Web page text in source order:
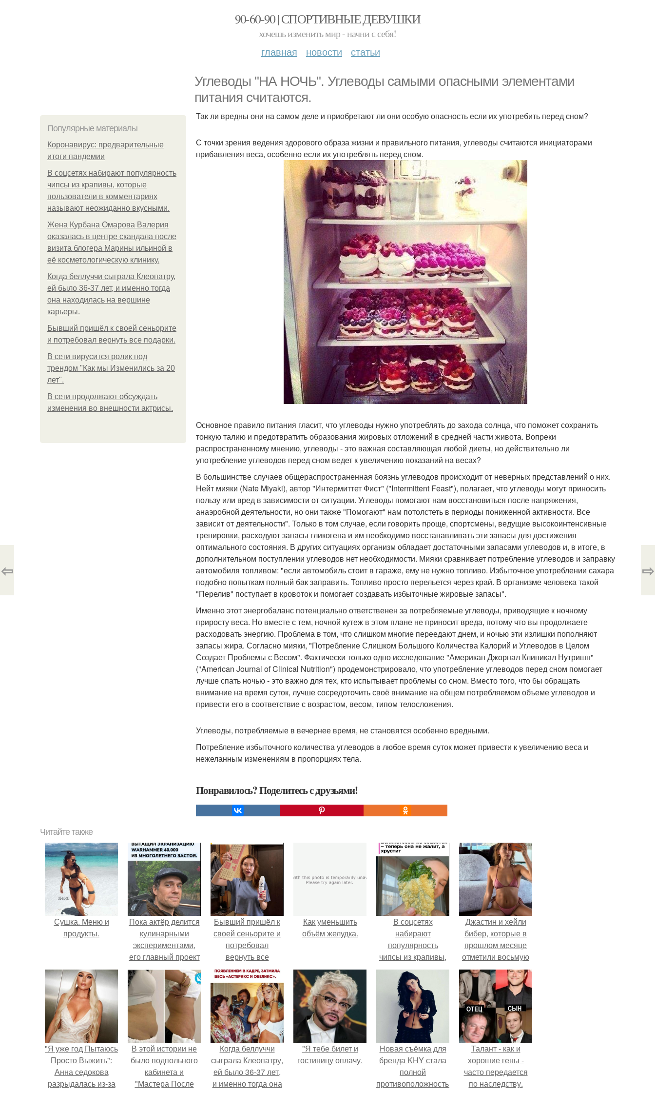
90-60-90 | СПОРТИВНЫЕ ДЕВУШКИ
хочешь изменить мир - начни с себя!
главная новости статьи
Углеводы "НА НОЧЬ". Углеводы самыми опасными элементами
питания считаются.
Популярные материалы
Коронавирус: предварительные
итоги пандемии
В соцсетях набирают популярность
чипсы из крапивы, которые
пользователи в комментариях
называют неожиданно вкусными.
Жена Курбана Омарова Валерия
оказалась в центре скандала после
визита блогера Марины ильиной в
её косметологическую клинику.
Когда беллуччи сыграла Клеопатру,
ей было 36-37 лет, и именно тогда
она находилась на вершине
карьеры.
Бывший пришёл к своей сеньорите
и потребовал вернуть все подарки.
В сети вирусится ролик под
трендом "Как мы Изменились за 20
лет".
В сети продолжают обсуждать
изменения во внешности актрисы.
Так ли вредны они на самом деле и приобретают ли они особую опасность если их употребить перед сном?
С точки зрения ведения здорового образа жизни и правильного питания, углеводы считаются инициаторами
прибавления веса, особенно если их употреблять перед сном.
Основное правило питания гласит, что углеводы нужно употреблять до захода солнца, что поможет сохранить
тонкую талию и предотвратить образования жировых отложений в средней части живота. Вопреки
распространенному мнению, углеводы - это важная составляющая любой диеты, но действительно ли
употребление углеводов перед сном ведет к увеличению показаний на весах?
В большинстве случаев общераспространенная боязнь углеводов происходит от неверных представлений о них.
Нейт мияки (Nate Miyaki), автор "Интермиттет Фист" ("Intermittent Feast"), полагает, что углеводы могут приносить
пользу или вред в зависимости от ситуации. Углеводы помогают нам восстановиться после напряжения,
анаэробной деятельности, но они также "Помогают" нам потолстеть в периоды пониженной активности. Все
зависит от деятельности". Только в том случае, если говорить проще, спортсмены, ведущие высокоинтенсивные
тренировки, расходуют запасы гликогена и им необходимо восстанавливать эти запасы для достижения
оптимального состояния. В других ситуациях организм обладает достаточными запасами углеводов и, в итоге, в
дополнительном поступлении углеводов нет необходимости. Мияки сравнивает потребление углеводов и заправку
автомобиля топливом: "если автомобиль стоит в гараже, ему не нужно топливо. Избыточное употреблении сахара
подобно попыткам полный бак заправить. Топливо просто перельется через край. В организме человека такой
"Перелив" поступает в кровоток и помогает создавать избыточные жировые запасы".
Именно этот энергобаланс потенциально ответственен за потребляемые углеводы, приводящие к ночному
приросту веса. Но вместе с тем, ночной кутеж в этом плане не приносит вреда, потому что вы продолжаете
расходовать энергию. Проблема в том, что слишком многие переедают днем, и ночью эти излишки пополняют
запасы жира. Согласно мияки, "Потребление Слишком Большого Количества Калорий и Углеводов в Целом
Создает Проблемы с Весом". Фактически только одно исследование "Американ Джорнал Клиникал Нутришн"
("American Journal of Clinical Nutrition") продемонстрировало, что употребление углеводов перед сном помогает
лучше спать ночью - это важно для тех, кто испытывает проблемы со сном. Вместо того, что бы обращать
внимание на время суток, лучше сосредоточить своё внимание на общем потребляемом объеме углеводов и
привести его в соответствие с возрастом, весом, типом телосложения.
Углеводы, потребляемые в вечернее время, не становятся особенно вредными.
Потребление избыточного количества углеводов в любое время суток может привести к увеличению веса и
нежеланным изменениям в пропорциях тела.
Понравилось? Поделитесь с друзьями!
⇦ ⇨
Читайте также
Сушка. Меню и
продукты.
Пока актёр делится
кулинарными
экспериментами,
его главный проект
сделал серьёзный
шаг вперёд.
Бывший пришёл к
своей сеньорите и
потребовал
вернуть все
подарки.
Как уменьшить
объём желудка.
В соцсетях
набирают
популярность
чипсы из крапивы,
которые
пользователи в
комментариях
называют
неожиданно
вкусными.
Джастин и хейли
бибер, которые в
прошлом месяце
отметили восьмую
годовщину
помолвки, показали
новые фото с
совместного
отдыха.
"Я уже год Пытаюсь
Просто Выжить":
Анна седокова
разрыдалась из-за
В этой истории не
было подпольного
кабинета и
"Мастера После
Когда беллуччи
сыграла Клеопатру,
ей было 36-37 лет,
и именно тогда она
"Я тебе билет и
гостиницу оплачу.
Новая съёмка для
бренда KHY стала
полной
противоположностью
Талант - как и
хорошие гены -
часто передается
по наследству.